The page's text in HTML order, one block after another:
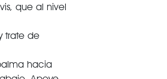
que al nivel
trate de
hacia